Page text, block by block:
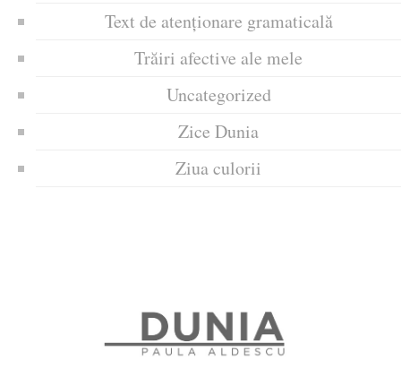
Text de atenționare gramaticală
Trăiri afective ale mele
Uncategorized
Zice Dunia
Ziua culorii